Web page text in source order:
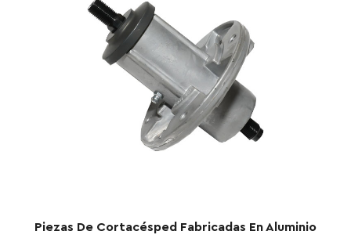
Fabricadas En Aluminio Pieza De